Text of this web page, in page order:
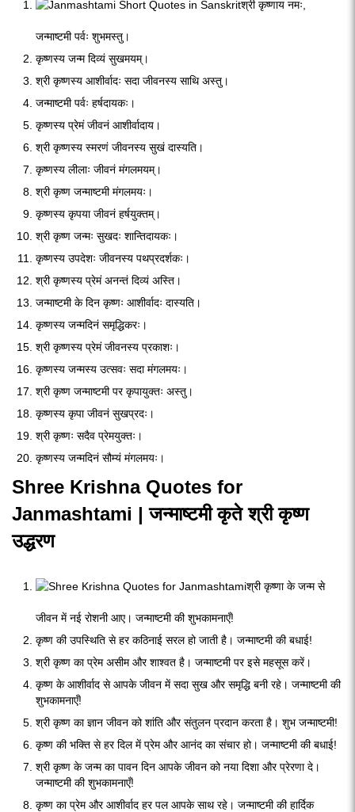
श्री कृष्णाय नमः,
जन्माष्टमी पर्वः शुभमस्तु।
कृष्णस्य जन्म दिव्यं सुखमयम्।
श्री कृष्णस्य आशीर्वादः सदा जीवनस्य साथि अस्तु।
जन्माष्टमी पर्वः हर्षदायकः।
कृष्णस्य प्रेमं जीवनं आशीर्वादाय।
श्री कृष्णस्य स्मरणं जीवनस्य सुखं दास्यति।
कृष्णस्य लीलाः जीवनं मंगलमयम्।
श्री कृष्ण जन्माष्टमी मंगलमयः।
कृष्णस्य कृपया जीवनं हर्षयुक्तम्।
श्री कृष्ण जन्मः सुखदः शान्तिदायकः।
कृष्णस्य उपदेशः जीवनस्य पथप्रदर्शकः।
श्री कृष्णस्य प्रेमं अनन्तं दिव्यं अस्ति।
जन्माष्टमी के दिन कृष्णः आशीर्वादः दास्यति।
कृष्णस्य जन्मदिनं समृद्धिकरः।
श्री कृष्णस्य प्रेमं जीवनस्य प्रकाशः।
कृष्णस्य जन्मस्य उत्सवः सदा मंगलमयः।
श्री कृष्ण जन्माष्टमी पर कृपायुक्तः अस्तु।
कृष्णस्य कृपा जीवनं सुखप्रदः।
श्री कृष्णः सदैव प्रेमयुक्तः।
कृष्णस्य जन्मदिनं सौम्यं मंगलमयः।
Shree Krishna Quotes for
Janmashtami | जन्माष्टमी कृते श्री कृष्ण
उद्धरण
श्री कृष्णा के जन्म से
जीवन में नई रोशनी आए। जन्माष्टमी की शुभकामनाएँ!
कृष्ण की उपस्थिति से हर कठिनाई सरल हो जाती है। जन्माष्टमी की बधाई!
श्री कृष्ण का प्रेम असीम और शाश्वत है। जन्माष्टमी पर इसे महसूस करें।
कृष्ण के आशीर्वाद से आपके जीवन में सदा सुख और समृद्धि बनी रहे। जन्माष्टमी की
शुभकामनाएँ!
श्री कृष्ण का ज्ञान जीवन को शांति और संतुलन प्रदान करता है। शुभ जन्माष्टमी!
कृष्ण की भक्ति से हर दिल में प्रेम और आनंद का संचार हो। जन्माष्टमी की बधाई!
श्री कृष्ण के जन्म का पावन दिन आपके जीवन को नया दिशा और प्रेरणा दे।
जन्माष्टमी की शुभकामनाएँ!
कृष्ण का प्रेम और आशीर्वाद हर पल आपके साथ रहे। जन्माष्टमी की हार्दिक